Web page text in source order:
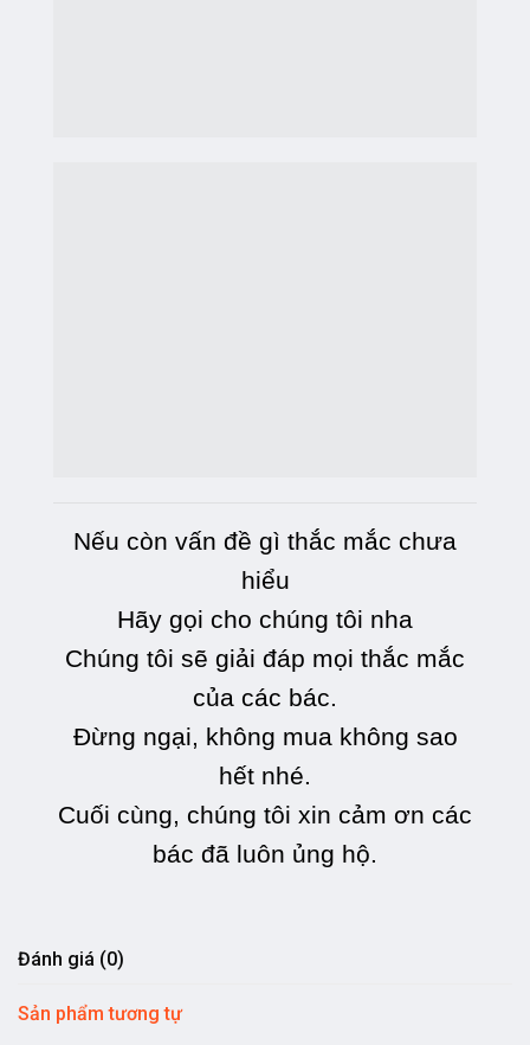
Nếu còn vấn đề gì thắc mắc chưa
hiểu
Hãy gọi cho chúng tôi nha
Chúng tôi sẽ giải đáp mọi thắc mắc
của các bác.
Đừng ngại, không mua không sao
hết nhé.
Cuối cùng, chúng tôi xin cảm ơn các
bác đã luôn ủng hộ.
Đánh giá (0)
Sản phẩm tương tự